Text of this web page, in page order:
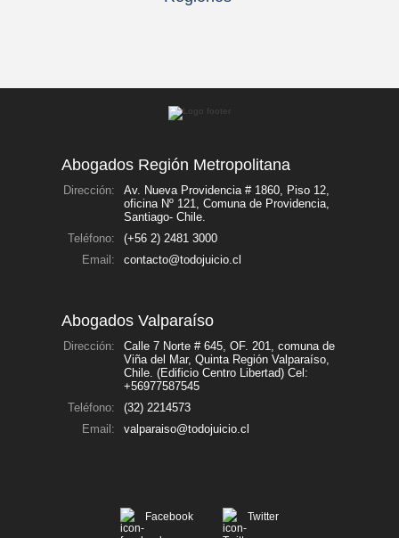
Contáctenos
Nuestra
Abogados Región Metropolitana
Dirección:
Av. Nueva Providencia # 1860, Piso 12,
oficina Nº 121, Comuna de Providencia,
Santiago- Chile.
Teléfono:
(+56 2) 2481 3000
Email:
contacto@todojuicio.cl
Abogados Valparaíso
Dirección:
Calle 7 Norte # 645, OF. 201, comuna de
Viña del Mar, Quinta Región Valparaíso,
Chile. (Edificio Centro Libertad) Cel:
+56977587545
Teléfono:
(32) 2214573
Email:
valparaiso@todojuicio.cl
Facebook Twitter